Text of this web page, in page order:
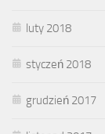
luty 2018
styczeń 2018
grudzień 2017